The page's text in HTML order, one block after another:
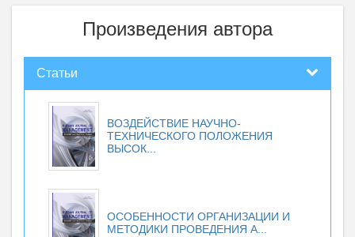
Произведения автора
Статьи
ВОЗДЕЙСТВИЕ НАУЧНО-
ТЕХНИЧЕСКОГО ПОЛОЖЕНИЯ
ВЫСОК...
ОСОБЕННОСТИ ОРГАНИЗАЦИИ И
МЕТОДИКИ ПРОВЕДЕНИЯ А...